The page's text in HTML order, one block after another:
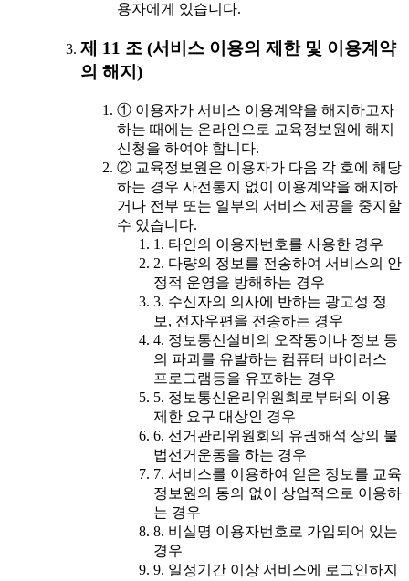
용자에게 있습니다.
제 11 조 (서비스 이용의 제한 및 이용계약
의 해지)
① 이용자가 서비스 이용계약을 해지하고자
하는 때에는 온라인으로 교육정보원에 해지
신청을 하여야 합니다.
② 교육정보원은 이용자가 다음 각 호에 해당
하는 경우 사전통지 없이 이용계약을 해지하
거나 전부 또는 일부의 서비스 제공을 중지할
수 있습니다.
1. 타인의 이용자번호를 사용한 경우
2. 다량의 정보를 전송하여 서비스의 안
정적 운영을 방해하는 경우
3. 수신자의 의사에 반하는 광고성 정
보, 전자우편을 전송하는 경우
4. 정보통신설비의 오작동이나 정보 등
의 파괴를 유발하는 컴퓨터 바이러스
프로그램등을 유포하는 경우
5. 정보통신윤리위원회로부터의 이용
제한 요구 대상인 경우
6. 선거관리위원회의 유권해석 상의 불
법선거운동을 하는 경우
7. 서비스를 이용하여 얻은 정보를 교육
정보원의 동의 없이 상업적으로 이용하
는 경우
8. 비실명 이용자번호로 가입되어 있는
경우
9. 일정기간 이상 서비스에 로그인하지